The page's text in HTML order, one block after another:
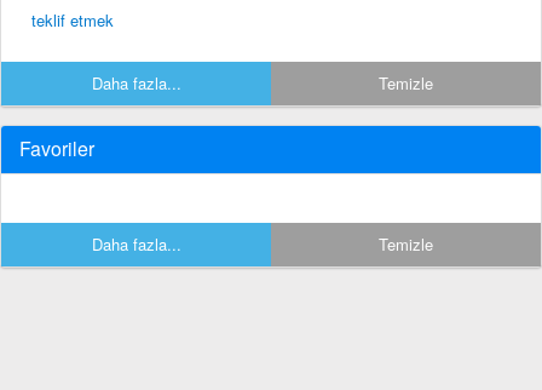
teklif etmek
Daha fazla... Temizle
Favoriler
Daha fazla... Temizle